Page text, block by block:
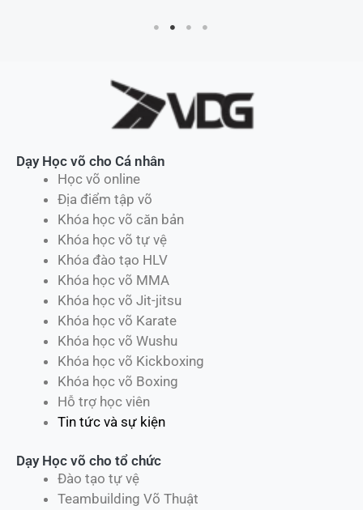
Dạy Học võ cho Cá nhân
Học võ online
Địa điểm tập võ
Khóa học võ căn bản
Khóa học võ tự vệ
Khóa đào tạo HLV
Khóa học võ MMA
Khóa học võ Jit-jitsu
Khóa học võ Karate
Khóa học võ Wushu
Khóa học võ Kickboxing
Khóa học võ Boxing
Hỗ trợ học viên
Tin tức và sự kiện
Dạy Học võ cho tổ chức
Đào tạo tự vệ
Teambuilding Võ Thuật